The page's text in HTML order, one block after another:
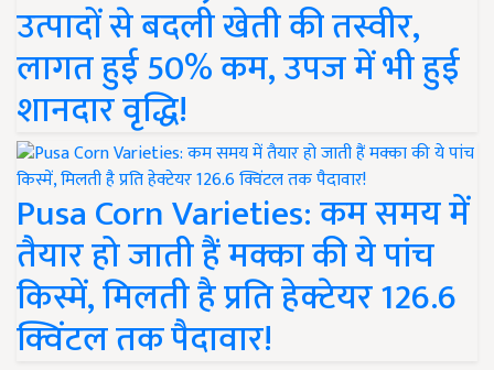
उत्पादों से बदली खेती की तस्वीर,
लागत हुई 50% कम, उपज में भी हुई
शानदार वृद्धि!
Pusa Corn Varieties: कम समय में
तैयार हो जाती हैं मक्का की ये पांच
किस्में, मिलती है प्रति हेक्टेयर 126.6
क्विंटल तक पैदावार!